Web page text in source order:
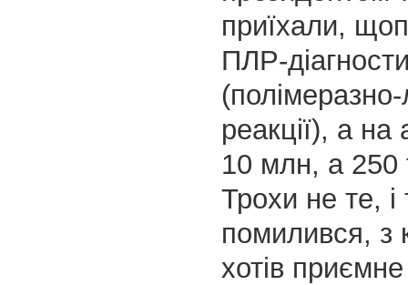
приїхали,
ПЛР-
реакції), а на
10 млн, а 250
Трохи не те, і
помилився, з
хотів